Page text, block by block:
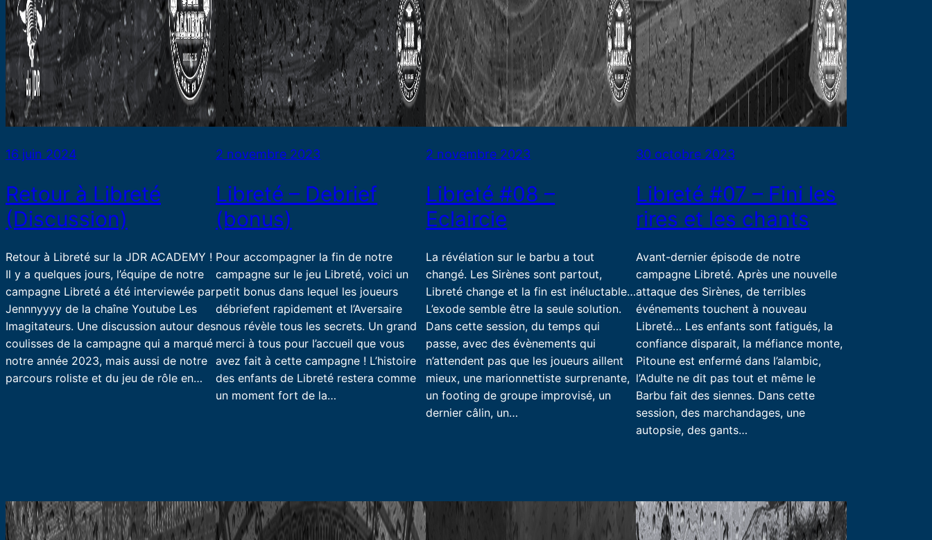
16 juin 2024
Retour à Libreté
(Discussion)
Retour à Libreté sur la JDR ACADEMY !
Il y a quelques jours, l’équipe de notre
campagne Libreté a été interviewée par
Jennnyyyy de la chaîne Youtube Les
Imagitateurs. Une discussion autour des
coulisses de la campagne qui a marqué
notre année 2023, mais aussi de notre
parcours roliste et du jeu de rôle en…
2 novembre 2023
Libreté – Debrief
(bonus)
Pour accompagner la fin de notre
campagne sur le jeu Libreté, voici un
petit bonus dans lequel les joueurs
débriefent rapidement et l’Aversaire
nous révèle tous les secrets. Un grand
merci à tous pour l’accueil que vous
avez fait à cette campagne ! L’histoire
des enfants de Libreté restera comme
un moment fort de la…
2 novembre 2023
Libreté #08 –
Eclaircie
La révélation sur le barbu a tout
changé. Les Sirènes sont partout,
Libreté change et la fin est inéluctable…
L’exode semble être la seule solution.
Dans cette session, du temps qui
passe, avec des évènements qui
n’attendent pas que les joueurs aillent
mieux, une marionnettiste surprenante,
un footing de groupe improvisé, un
dernier câlin, un…
30 octobre 2023
Libreté #07 – Fini les
rires et les chants
Avant-dernier épisode de notre
campagne Libreté. Après une nouvelle
attaque des Sirènes, de terribles
événements touchent à nouveau
Libreté… Les enfants sont fatigués, la
confiance disparait, la méfiance monte,
Pitoune est enfermé dans l’alambic,
l’Adulte ne dit pas tout et même le
Barbu fait des siennes. Dans cette
session, des marchandages, une
autopsie, des gants…